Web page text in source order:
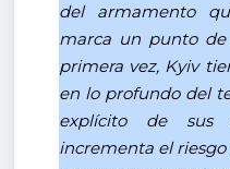
del armamento
marca un punto de
primera vez, Kyiv
en lo profundo del
explícito de sus
incrementa el